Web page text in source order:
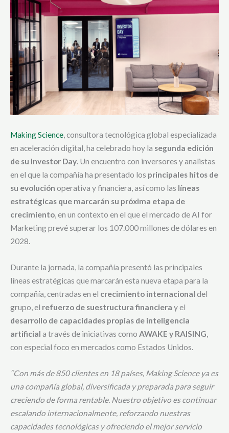
Making Science, consultora tecnológica global especializada
en aceleración digital, ha celebrado hoy la segunda edición
de su Investor Day. Un encuentro con inversores y analistas
en el que la compañía ha presentado los principales hitos de
su evolución operativa y financiera, así como las líneas
estratégicas que marcarán su próxima etapa de
crecimiento, en un contexto en el que el mercado de AI for
Marketing prevé superar los 107.000 millones de dólares en
2028.
Durante la jornada, la compañía presentó las principales
líneas estratégicas que marcarán esta nueva etapa para la
compañía, centradas en el crecimiento internacional del
grupo, el refuerzo de suestructura financiera y el
desarrollo de capacidades propias de inteligencia
artificial a través de iniciativas como AWAKE y RAISING,
con especial foco en mercados como Estados Unidos.
“Con más de 850 clientes en 18 países, Making Science ya es
una compañía global, diversificada y preparada para seguir
creciendo de forma rentable. Nuestro objetivo es continuar
escalando internacionalmente, reforzando nuestras
capacidades tecnológicas y ofreciendo el mejor servicio